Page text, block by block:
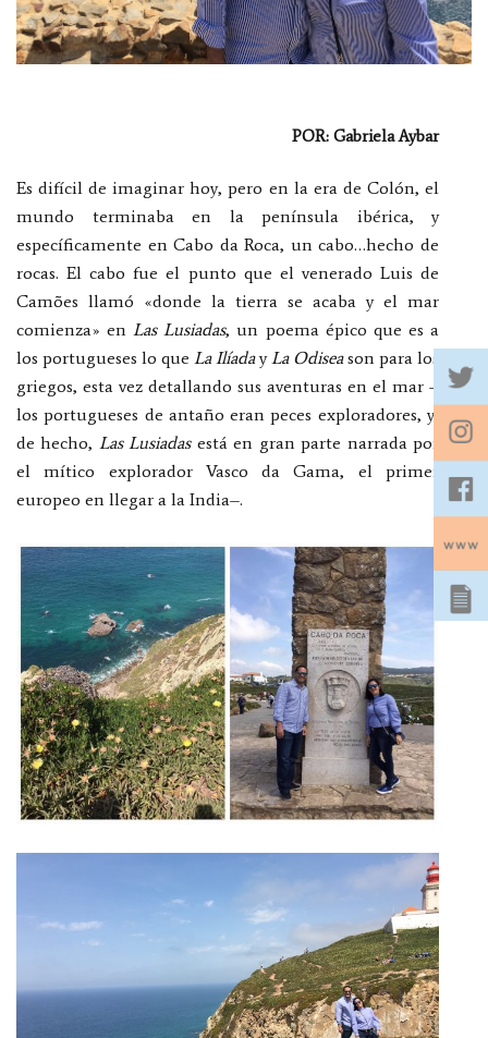
POR: Gabriela Aybar
Es difícil de imaginar hoy, pero en la era de Colón, el
mundo terminaba en la península ibérica, y
específicamente en Cabo da Roca, un cabo…hecho de
rocas. El cabo fue el punto que el venerado Luis de
Camões llamó «donde la tierra se acaba y el mar
comienza» enLas Lusiadas, un poema épico que es a
los portugueses lo que La IlíadayLa Odiseason para los
griegos, esta vez detallando sus aventuras en el mar –
los portugueses de antaño eran peces exploradores, y,
de hecho, Las Lusiadasestá en gran parte narrada por
el mítico explorador Vasco da Gama, el primer
europeo en llegar a la India–.